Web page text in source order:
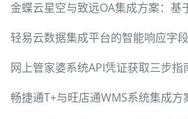
轻易云数据集成平台的智能响应字
网上管家婆系统API凭证获取三步指
畅捷通T+与旺店通WMS系统集成方